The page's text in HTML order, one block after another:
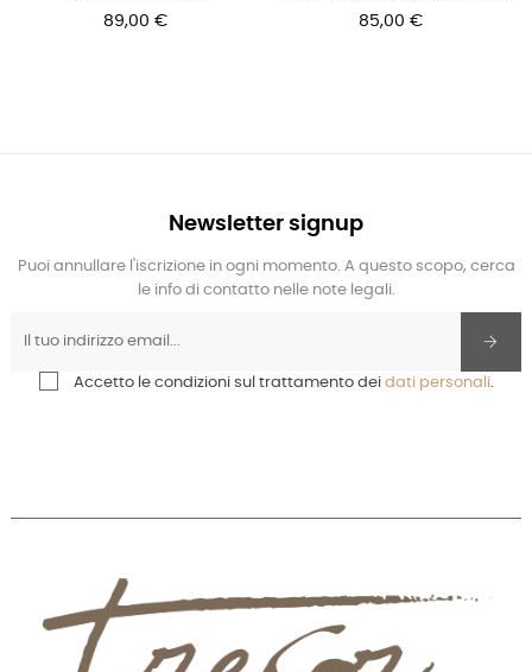
89,00 € 85,00 €
Newsletter signup
Puoi annullare l'iscrizione in ogni momento. A questo scopo, cerca
le info di contatto nelle note legali.
Accetto le condizioni sul trattamento dei dati personali.